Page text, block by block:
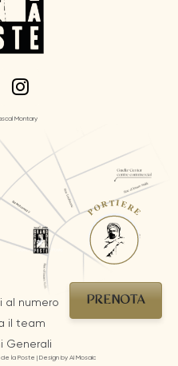
al numero
il team
Generali
Montary
la Poste | Design by AI Mosaic
PRENOTA
PORTIERE